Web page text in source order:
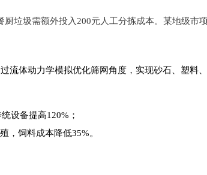
垃圾需额外投入200元人工分拣成本。某地级市
流体动力学模拟优化筛网角度，实现砂石、塑料
设备提高120%；
，饲料成本降低35%。